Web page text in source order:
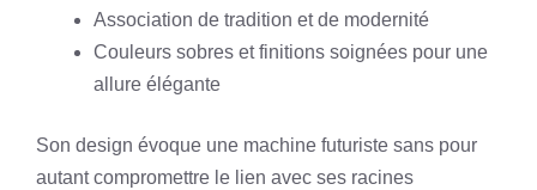
Association de tradition et de modernité
Couleurs sobres et finitions soignées pour une
allure élégante
Son design évoque une machine futuriste sans pour
autant compromettre le lien avec ses racines